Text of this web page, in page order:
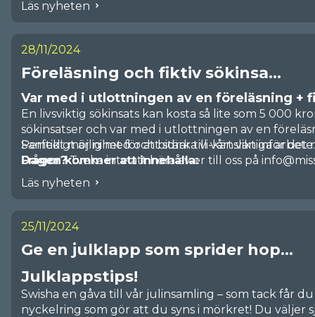
Läs nyheten
28/11/2024
Föreläsning och fiktiv sökinsa...
Var med i utlottningen av en föreläsning +
En livsviktig sökinsats kan kosta så lite som 5 000
sökinsatser och var med i utlottningen av en
Perfekt möjlighet för att stärka vi-känslan inför det
Dagen kommer att innehålla:
En föreläsning om Missing Peoples arbete
volontärer
kommunikation och civilkurage
Värdefull kunskap i kart- och
Samtidigt är ni med och bidrar till vårt viktiga
Frågor?Tveka inte att höra av er till oss på
Läs nyheten
25/11/2024
Ge en julklapp som sprider hop...
Julklappstips!
Swisha en gåva till vår julinsamling – som tack får
nyckelring som gör att du syns i mörkret! Du väljer